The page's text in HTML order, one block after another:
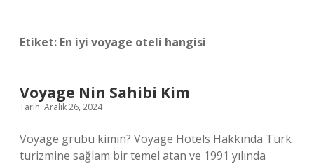
Etiket: En iyi voyage oteli hangisi
Voyage Nin Sahibi Kim
Tarih: Aralık 26, 2024
Voyage grubu kimin? Voyage Hotels Hakkında Türk
turizmine sağlam bir temel atan ve 1991 yılında